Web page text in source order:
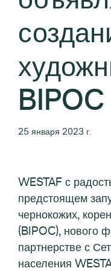
BIPOC
25 января 2023 г.
WESTAF с
предстоящем
чернокожих,
(BIPOC), нового
партнерстве с
населения